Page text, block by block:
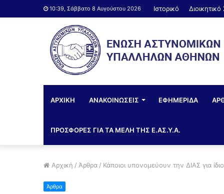
10:39, Σάββατο 8 Αυγούστου 2026 Ιστορικό
ΑΡΧΙΚΗ ΑΝΑΚΟΙΝΩΣΕΙΣ ΕΦΗΜΕΡΙΔΑ
ΠΡΟΣΦΟΡΕΣ ΓΙΑ ΤΑ ΜΕΛΗ ΤΗΣ Ε.ΑΣ.Υ.Α.
Αρχική / Άρθρα / Κάποιοι υπονομεύουν την ΔΙΑΣ για
Άρθρα